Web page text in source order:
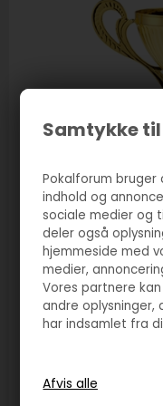
Samtykke
Pokalforum bruger
indhold og
sociale medier og
deler også
hjemmeside med
medier,
Vores partnere
andre oplysninger,
har indsamlet fra